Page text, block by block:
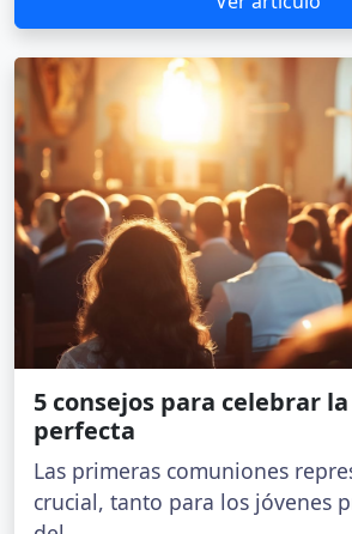
5 consejos para celebrar
perfecta
Las primeras comuniones
crucial, tanto para los jóvenes